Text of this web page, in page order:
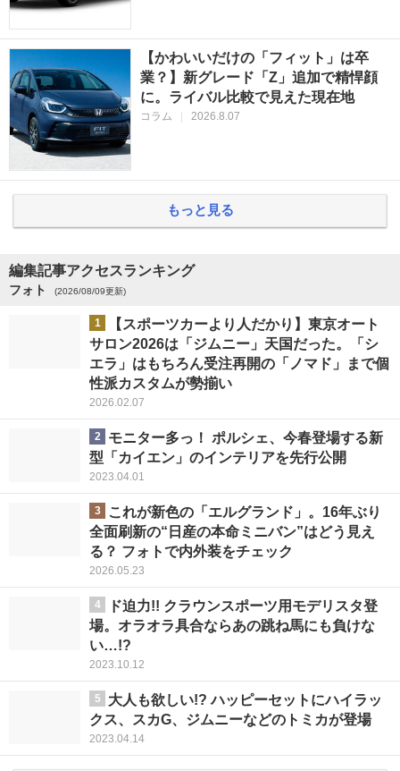
【かわいいだけの「フィット」は卒
業？】新グレード「Z」追加で精悍顔
に。ライバル比較で見えた現在地
コラム | 2026.8.07
もっと見る
編集記事アクセスランキング
フォト (2026/08/09更新)
1
【スポーツカーより人だかり】東京オート
サロン2026は「ジムニー」天国だった。「シ
エラ」はもちろん受注再開の「ノマド」まで個
性派カスタムが勢揃い
2026.02.07
2
モニター多っ！ ポルシェ、今春登場する新
型「カイエン」のインテリアを先行公開
2023.04.01
3
これが新色の「エルグランド」。16年ぶり
全面刷新の“日産の本命ミニバン”はどう見え
る？ フォトで内外装をチェック
2026.05.23
4
ド迫力!! クラウンスポーツ用モデリスタ登
場。オラオラ具合ならあの跳ね馬にも負けな
い…!?
2023.10.12
5
大人も欲しい!? ハッピーセットにハイラッ
クス、スカG、ジムニーなどのトミカが登場
2023.04.14